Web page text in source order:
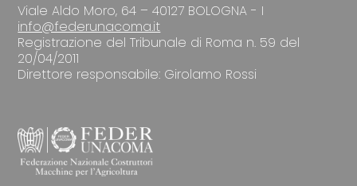
Viale Aldo Moro, 64 – 40127 BOLOGNA - I
info@federunacoma.it
Registrazione del Tribunale di Roma n. 59 del
20/04/2011
Direttore responsabile: Girolamo Rossi